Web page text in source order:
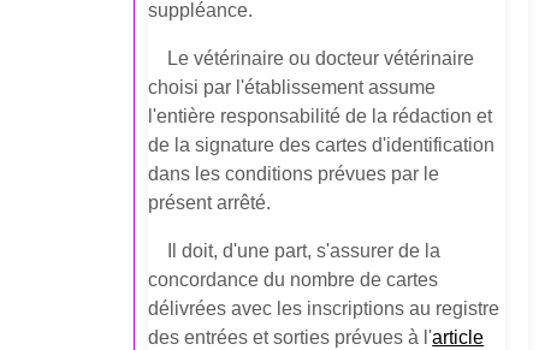
suppléance.
Le vétérinaire ou docteur vétérinaire
choisi par l'établissement assume
l'entière responsabilité de la rédaction et
de la signature des cartes d'identification
dans les conditions prévues par le
présent arrêté.
Il doit, d'une part, s'assurer de la
concordance du nombre de cartes
délivrées avec les inscriptions au registre
des entrées et sorties prévues à l'article